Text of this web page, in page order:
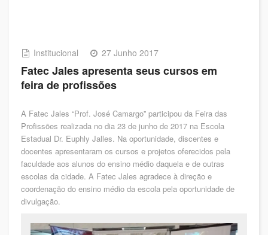
Institucional 27 Junho 2017
Fatec Jales apresenta seus cursos em
feira de profissões
A Fatec Jales “Prof. José Camargo” participou da Feira das
Profissões realizada no dia 23 de junho de 2017 na Escola
Estadual Dr. Euphly Jalles. Na oportunidade, discentes e
docentes apresentaram os cursos e projetos oferecidos pela
faculdade aos alunos do ensino médio daquela e de outras
escolas da cidade. A Fatec Jales agradece à direção e
coordenação do ensino médio da escola pela oportunidade de
divulgação.